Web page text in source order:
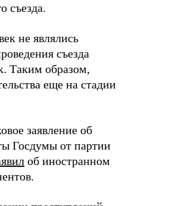
съезда.
не являлись
съезда
Таким образом,
еще на стадии
заявление об
Госдумы от партии
об иностранном